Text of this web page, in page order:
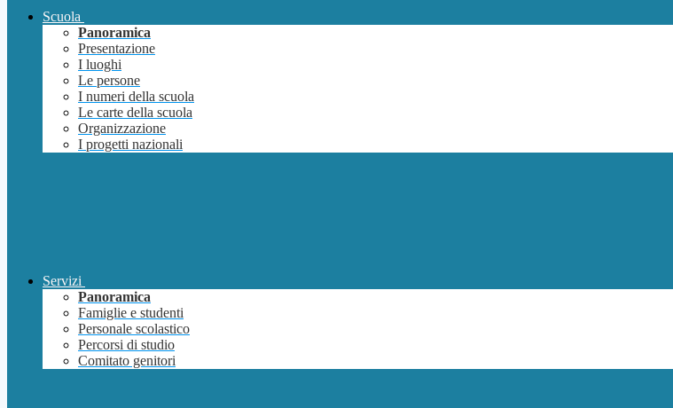
Scuola
Panoramica
Presentazione
I luoghi
Le persone
I numeri della scuola
Le carte della scuola
Organizzazione
I progetti nazionali
Servizi
Panoramica
Famiglie e studenti
Personale scolastico
Percorsi di studio
Comitato genitori